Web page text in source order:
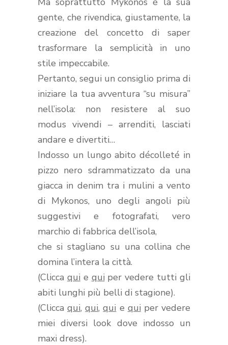
gente, che rivendica, giustamente, la
creazione del concetto di saper
trasformare la semplicità in uno
stile impeccabile.
Pertanto, segui un consiglio prima di
iniziare la tua avventura “su misura”
nell’isola: non resistere al suo
modus vivendi – arrenditi, lasciati
andare e divertiti…
Indosso un lungo abito décolleté in
pizzo nero sdrammatizzato da una
giacca in denim tra i mulini a vento
di Mykonos, uno degli angoli più
suggestivi e fotografati, vero
marchio di fabbrica dell’isola,
che si stagliano su una collina che
domina l’intera la città.
(Clicca qui e qui per vedere tutti gli
abiti lunghi più belli di stagione).
(Cliccaqui,qui,qui e qui per vedere
miei diversi look dove indosso un
maxi dress).